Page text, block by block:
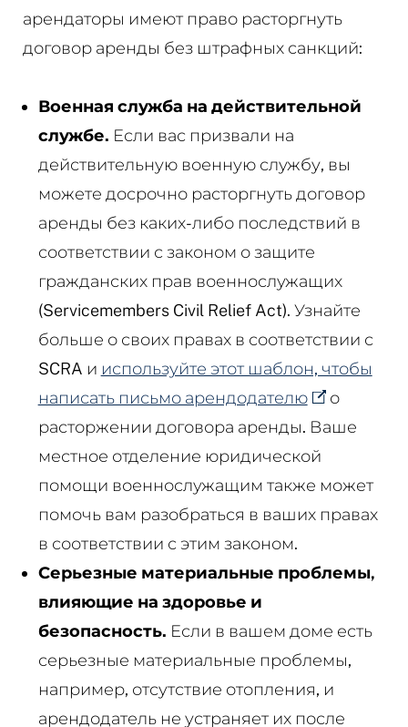
арендаторы имеют право расторгнуть
договор аренды без штрафных санкций:
Военная служба на действительной
службе. Если вас призвали на
действительную военную службу, вы
можете досрочно расторгнуть договор
аренды без каких-либо последствий в
соответствии с законом о защите
гражданских прав военнослужащих
(Servicemembers Civil Relief Act). Узнайте
больше о своих правах в соответствии с
SCRA и используйте этот шаблон, чтобы
написать письмо арендодателю
о
расторжении договора аренды. Ваше
местное отделение юридической
помощи военнослужащим также может
помочь вам разобраться в ваших правах
в соответствии с этим законом.
Серьезные материальные проблемы,
влияющие на здоровье и
безопасность. Если в вашем доме есть
серьезные материальные проблемы,
например, отсутствие отопления, и
арендодатель не устраняет их после